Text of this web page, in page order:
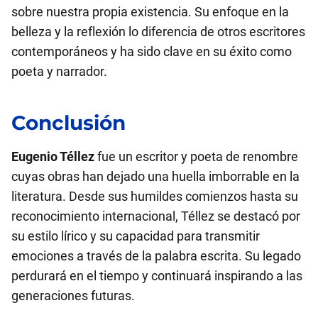
sobre nuestra propia existencia. Su enfoque en la
belleza y la reflexión lo diferencia de otros escritores
contemporáneos y ha sido clave en su éxito como
poeta y narrador.
Conclusión
Eugenio Téllezfue un escritor y poeta de renombre
cuyas obras han dejado una huella imborrable en la
literatura. Desde sus humildes comienzos hasta su
reconocimiento internacional, Téllez se destacó por
su estilo lírico y su capacidad para transmitir
emociones a través de la palabra escrita. Su legado
perdurará en el tiempo y continuará inspirando a las
generaciones futuras.